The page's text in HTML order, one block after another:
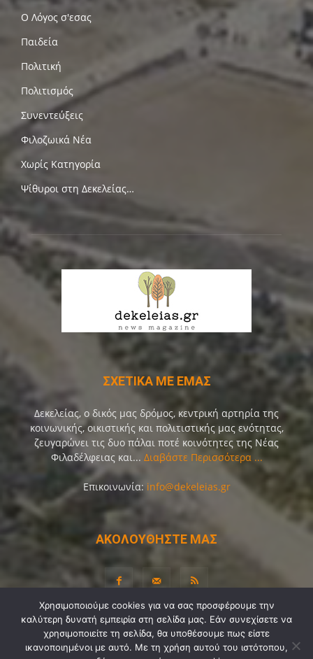
Ο Λόγος σ'εσας
Παιδεία
Πολιτική
Πολιτισμός
Συνεντεύξεις
Φιλοζωικά Νέα
Χωρίς Κατηγορία
Ψίθυροι στη Δεκελείας…
ΣΧΕΤΙΚΑ ΜΕ ΕΜΑΣ
Δεκελείας, ο δικός μας δρόμος, κεντρική αρτηρία της
κοινωνικής, οικιστικής και πολιτιστικής μας ενότητας,
ζευγαρώνει τις δυο πάλαι ποτέ κοινότητες της Νέας
Φιλαδέλφειας και... Διαβάστε Περισσότερα ...
Επικοινωνία: info@dekeleias.gr
ΑΚΟΛΟΥΘΗΣΤΕ ΜΑΣ
Διαύγεια Λίγα Λόγια για Εμάς
Επικοινωνία
Όροι Χρήσης
Προσωπικά Δεδομένα
Sitemap
Χρησιμοποιούμε cookies για να σας προσφέρουμε την
καλύτερη δυνατή εμπειρία στη σελίδα μας. Εάν συνεχίσετε να
χρησιμοποιείτε τη σελίδα, θα υποθέσουμε πως είστε
ικανοποιημένοι με αυτό. Με τη χρήση αυτού του ιστότοπου,